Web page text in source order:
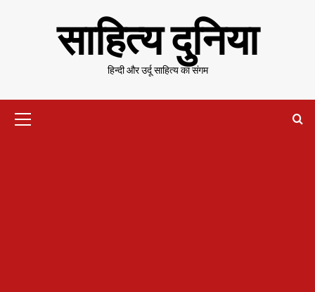
साहित्य दुनिया
हिन्दी और उर्दू साहित्य का संगम
Menu